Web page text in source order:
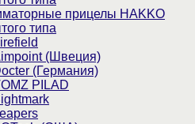
прицелы HAKKO
типа
(Швеция)
(Германия)
PILAD